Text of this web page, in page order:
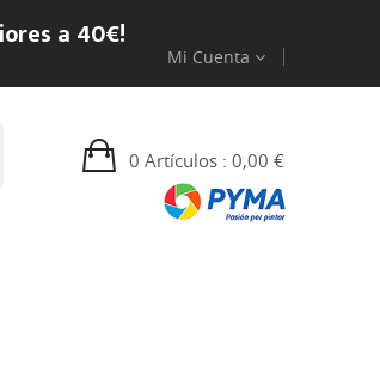
a 40€!
Mi Cuenta
0 Artículos : 0,00 €